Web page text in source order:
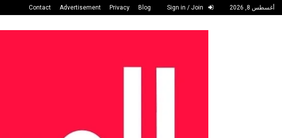
أغسطس 8, 2026 Blog
Privacy
Advertisement
Contact